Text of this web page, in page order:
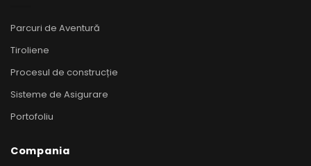
Parcuri de Aventură
Tiroliene
Procesul de construcție
Sisteme de Asigurare
Portofoliu
Compania